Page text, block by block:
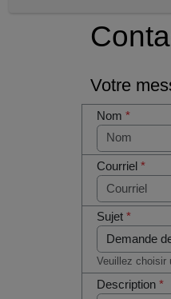
Votre
Nom*
Courriel*
Sujet*
Veuillez choisir
Description*